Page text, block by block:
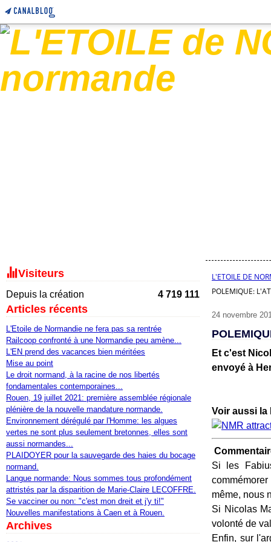
Visiteurs
Depuis la création 4 719 111
Articles récents
L'Etoile de Normandie ne fera pas sa rentrée
Railcoop confronté à une Normandie peu amène...
L'EN prend des vacances bien méritées
Mise au point
Le droit normand, à la racine de nos libertés
fondamentales contemporaines...
Rouen, 19 juillet 2021: première assemblée régionale
plénière de la nouvelle mandature normande.
Environnement dérégulé par l'Homme: les algues
vertes ne sont plus seulement bretonnes, elles sont
aussi normandes...
PLAIDOYER pour la sauvegarde des haies du bocage
normand.
Langue normande: Nous sommes tous profondément
attristés par la disparition de Marie-Claire LECOFFRE.
Se vacciner ou non: "c'est mon dreit et j'y ti!"
Nouvelles manifestations à Caen et à Rouen.
Archives
L'ETOILE DE
POLEMIQUE:
24 novembre
Et c'est
envoyé à
Voir aussi la
Si les
même, nous
Si Nicolas
volonté de
Enfin, sur